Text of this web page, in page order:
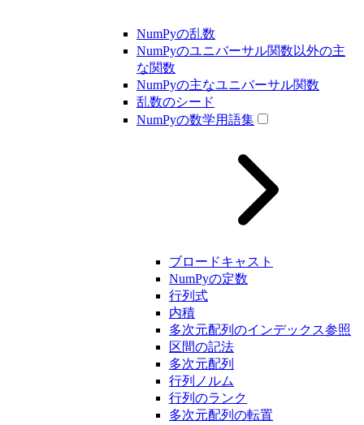
NumPyの乱数
NumPyのユニバーサル関数以外の主
な関数
NumPyの主なユニバーサル関数
乱数のシード
NumPyの数学用語集
ブロードキャスト
NumPyの定数
行列式
内積
多次元配列のインデックス参照
区間の記法
多次元配列
行列ノルム
行列のランク
多次元配列の転置